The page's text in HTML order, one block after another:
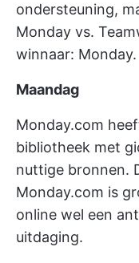
ondersteuning,
Monday vs.
winnaar: Monday.
Maandag
Monday.com
bibliotheek met
nuttige bronnen.
Monday.com is
online wel een
uitdaging.